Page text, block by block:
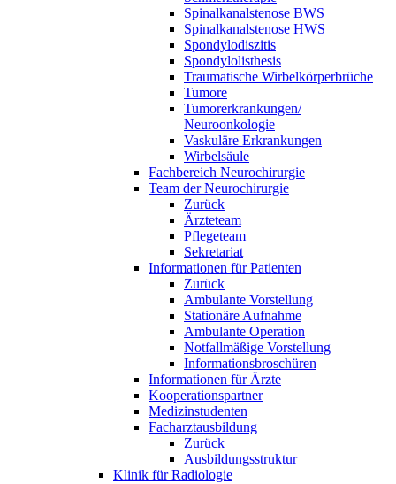
Spinalkanalstenose BWS
Spinalkanalstenose HWS
Spondylodiszitis
Spondylolisthesis
Traumatische Wirbelkörperbrüche
Tumore
Tumorerkrankungen/
Neuroonkologie
Vaskuläre Erkrankungen
Wirbelsäule
Fachbereich Neurochirurgie
Team der Neurochirurgie
Zurück
Ärzteteam
Pflegeteam
Sekretariat
Informationen für Patienten
Zurück
Ambulante Vorstellung
Stationäre Aufnahme
Ambulante Operation
Notfallmäßige Vorstellung
Informationsbroschüren
Informationen für Ärzte
Kooperationspartner
Medizinstudenten
Facharztausbildung
Zurück
Ausbildungsstruktur
Klinik für Radiologie